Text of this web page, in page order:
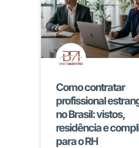
Como contratar
profissional
no Brasil: vistos,
residência e
para o RH